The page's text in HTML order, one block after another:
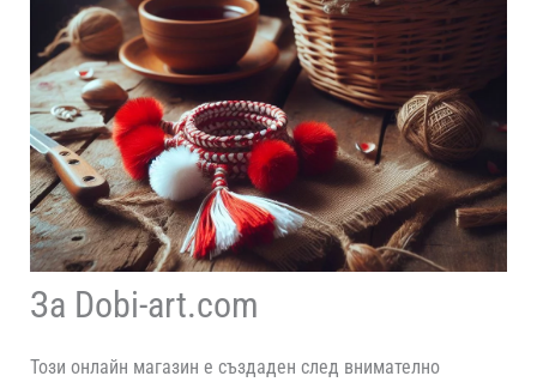
За Dobi-art.com
Този онлайн магазин е създаден след внимателно